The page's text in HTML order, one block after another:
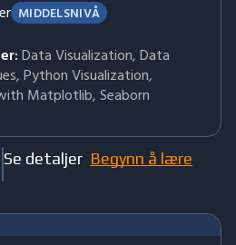
MIDDELSNIVÅ
Data Visualization, Data
Python Visualization,
Matplotlib, Seaborn
Se detaljer Begynn å lære